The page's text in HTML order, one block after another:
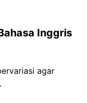
Inggris
agar